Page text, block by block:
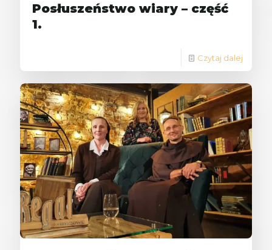
Posłuszeństwo wiary – część
1.
Czytaj dalej